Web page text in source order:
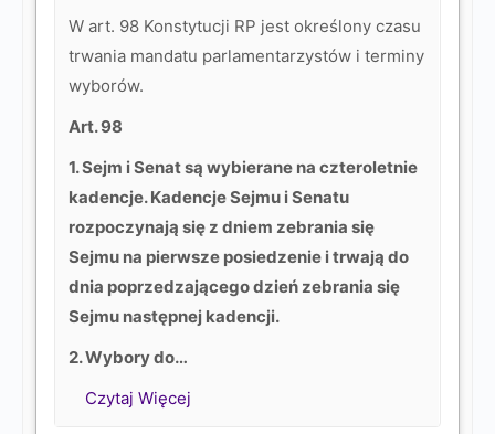
W art. 98 Konstytucji RP jest określony czasu
trwania mandatu parlamentarzystów i terminy
wyborów.
Art. 98
1. Sejm i Senat są wybierane na czteroletnie
kadencje. Kadencje Sejmu i Senatu
rozpoczynają się z dniem zebrania się
Sejmu na pierwsze posiedzenie i trwają do
dnia poprzedzającego dzień zebrania się
Sejmu następnej kadencji.
2. Wybory do…
Czytaj Więcej